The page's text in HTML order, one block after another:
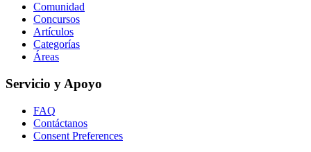
Comunidad
Concursos
Artículos
Categorías
Áreas
Servicio y Apoyo
FAQ
Contáctanos
Consent Preferences